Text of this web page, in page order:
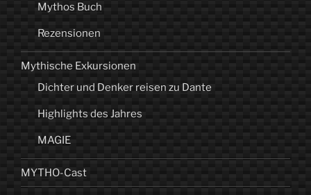
Mythos Buch
Rezensionen
Mythische Exkursionen
Dichter und Denker reisen zu Dante
Highlights des Jahres
MAGIE
MYTHO-Cast